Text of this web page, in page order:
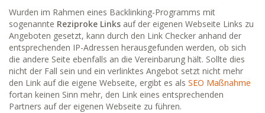
Wurden im Rahmen eines Backlinking-Programms mit
sogenannte Reziproke Links auf der eigenen Webseite Links zu
Angeboten gesetzt, kann durch den Link Checker anhand der
entsprechenden IP-Adressen herausgefunden werden, ob sich
die andere Seite ebenfalls an die Vereinbarung hält. Sollte dies
nicht der Fall sein und ein verlinktes Angebot setzt nicht mehr
den Link auf die eigene Webseite, ergibt es als SEO Maßnahme
fortan keinen Sinn mehr, den Link eines entsprechenden
Partners auf der eigenen Webseite zu führen.